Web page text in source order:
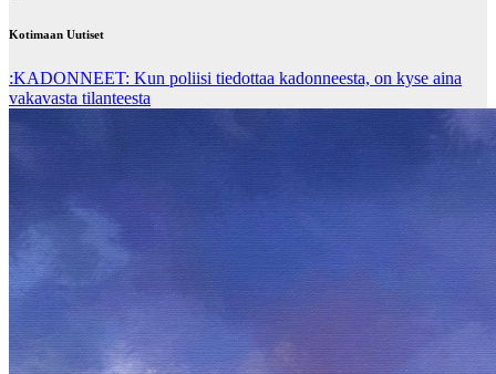
Kotimaan Uutiset
:KADONNEET: Kun poliisi tiedottaa kadonneesta, on kyse aina
vakavasta tilanteesta